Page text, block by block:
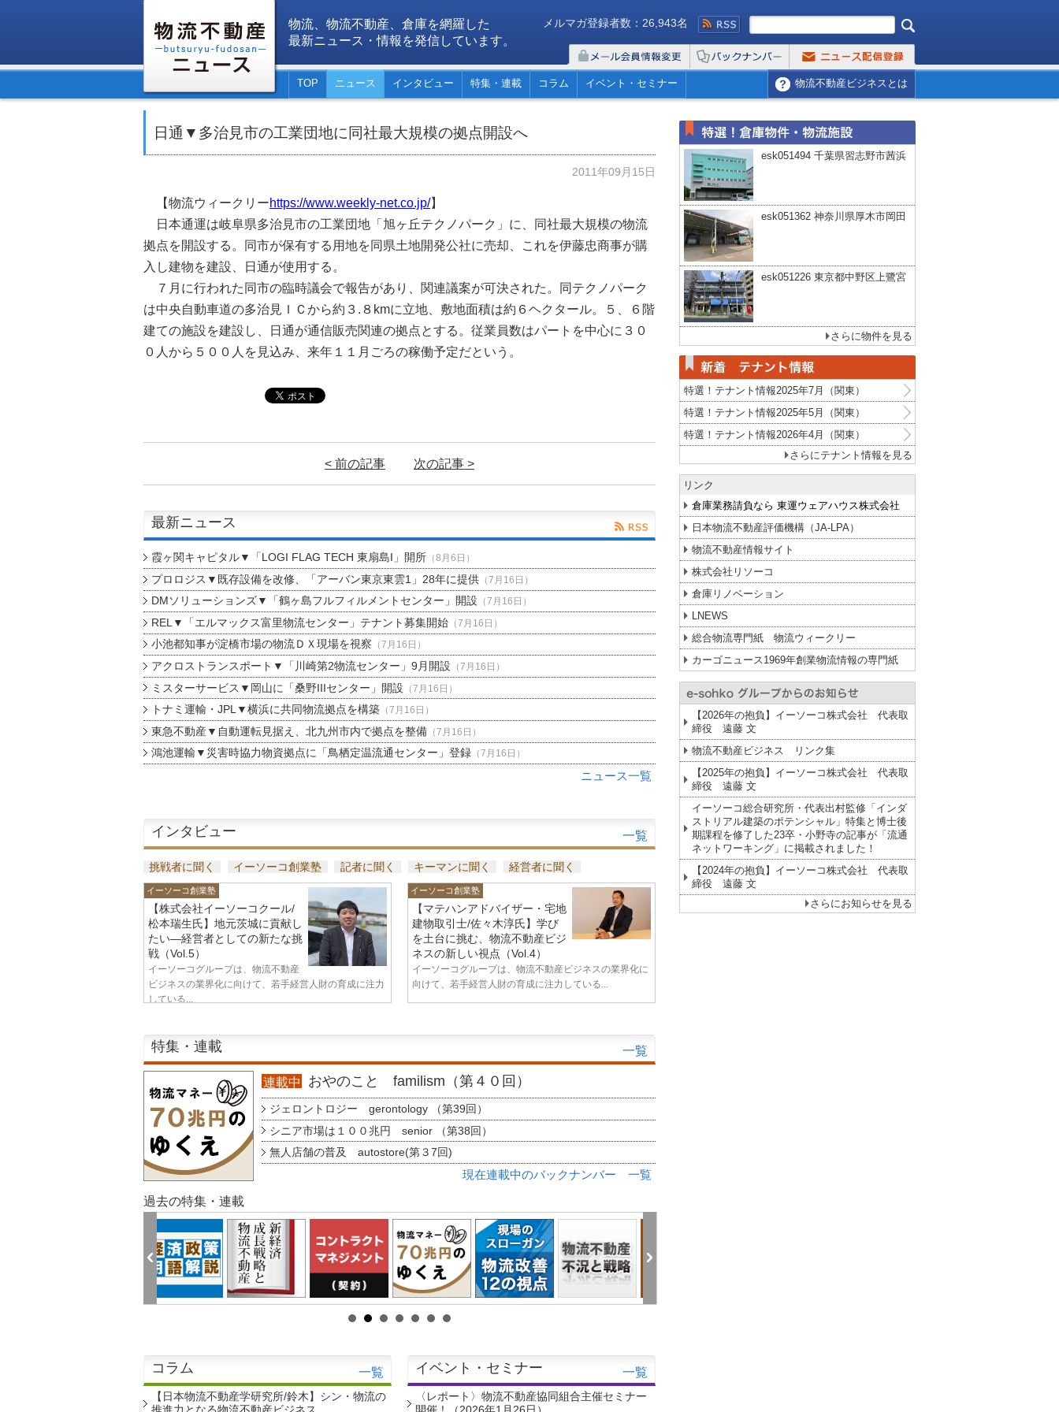
物流、物流不動産、倉庫を網羅した
最新ニュース・情報を発信しています。
メルマガ登録者数：26,943名
TOP ニュース インタビュー 特集・連載 コラム イベント・セミナー 物流不動産ビジネスとは
日通▼多治見市の工業団地に同社最大規模の拠点開設へ
2011年09月15日
【物流ウィークリーhttps://www.weekly-net.co.jp/】
日本通運は岐阜県多治見市の工業団地「旭ヶ丘テクノパーク」に、同社最大規模の物流
拠点を開設する。同市が保有する用地を同県土地開発公社に売却、これを伊藤忠商事が購
入し建物を建設、日通が使用する。
７月に行われた同市の臨時議会で報告があり、関連議案が可決された。同テクノパーク
は中央自動車道の多治見ＩＣから約３.８kmに立地、敷地面積は約６ヘクタール。５、６階
建ての施設を建設し、日通が通信販売関連の拠点とする。従業員数はパートを中心に３０
０人から５００人を見込み、来年１１月ごろの稼働予定だという。
< 前の記事 次の記事 >
最新ニュース
霞ヶ関キャピタル▼「LOGI FLAG TECH 東扇島I」開所（8月6日）
プロロジス▼既存設備を改修、「アーバン東京東雲1」28年に提供（7月16日）
DMソリューションズ▼「鶴ヶ島フルフィルメントセンター」開設 （7月16日）
REL▼「エルマックス富里物流センター」テナント募集開始（7月16日）
小池都知事が淀橋市場の物流ＤＸ現場を視察 （7月16日）
アクロストランスポート▼「川崎第2物流センター」9月開設 （7月16日）
ミスターサービス▼岡山に「桑野IIIセンター」開設 （7月16日）
トナミ運輸・JPL▼横浜に共同物流拠点を構築（7月16日）
東急不動産▼自動運転見据え、北九州市内で拠点を整備（7月16日）
鴻池運輸▼災害時協力物資拠点に「鳥栖定温流通センター」登録（7月16日）
ニュース一覧
インタビュー 一覧
挑戦者に聞く イーソーコ創業塾 記者に聞く キーマンに聞く 経営者に聞く
イーソーコ創業塾
【株式会社イーソーコクール/
松本瑞生氏】地元茨城に貢献し
たい—経営者としての新たな挑
戦（Vol.5）
イーソーコグループは、物流不動産
ビジネスの業界化に向けて、若手経営人財の育成に注力
している...
イーソーコ創業塾
【マテハンアドバイザー・宅地
建物取引士/佐々木淳氏】学び
を土台に挑む、物流不動産ビジ
ネスの新しい視点（Vol.4）
イーソーコグループは、物流不動産ビジネスの業界化に
向けて、若手経営人財の育成に注力している...
特集・連載 一覧
連載中 おやのこと familism（第４０回）
ジェロントロジー gerontology （第39回）
シニア市場は１００兆円 senior （第38回）
無人店舗の普及 autostore(第３7回)
現在連載中のバックナンバー 一覧
過去の特集・連載
コラム 一覧
【日本物流不動産学研究所/鈴木】シン・物流の
推進力となる物流不動産ビジネス
イベント・セミナー 一覧
〈レポート〉物流不動産協同組合主催セミナー
開催！（2026年1月26日）
esk051494 千葉県習志野市茜浜
esk051362 神奈川県厚木市岡田
esk051226 東京都中野区上鷺宮
さらに物件を見る
特選！テナント情報2025年7月（関東）
特選！テナント情報2025年5月（関東）
特選！テナント情報2026年4月（関東）
さらにテナント情報を見る
リンク
倉庫業務請負なら 東運ウェアハウス株式会社
日本物流不動産評価機構（JA-LPA）
物流不動産情報サイト
株式会社リソーコ
倉庫リノベーション
LNEWS
総合物流専門紙 物流ウィークリー
カーゴニュース1969年創業物流情報の専門紙
【2026年の抱負】イーソーコ株式会社 代表取
締役 遠藤 文
物流不動産ビジネス リンク集
【2025年の抱負】イーソーコ株式会社 代表取
締役 遠藤 文
イーソーコ総合研究所・代表出村監修「インダ
ストリアル建築のポテンシャル」特集と博士後
期課程を修了した23卒・小野寺の記事が「流通
ネットワーキング」に掲載されました！
【2024年の抱負】イーソーコ株式会社 代表取
締役 遠藤 文
さらにお知らせを見る